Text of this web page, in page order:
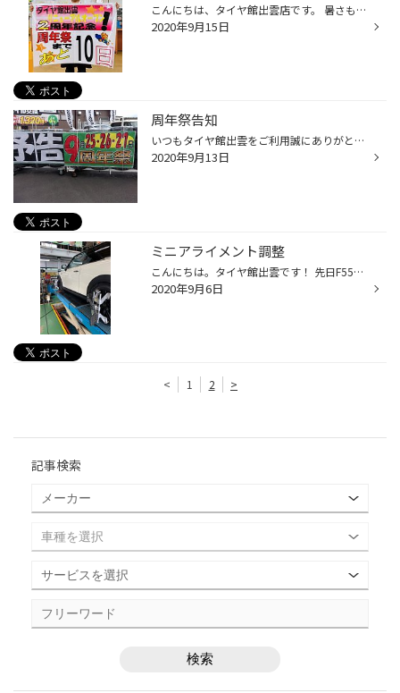
こんにちは、タイヤ館出雲店です。 暑さもだいぶ和らいできて涼しくなってきましたね。 今月の25，26，27日開催の周年祭に向けて、全スタッフ着々と準備を進めております。 皆様のご来店心よりお待ちしております。
2020年9月15日
周年祭告知
いつもタイヤ館出雲をご利用誠にありがとうございます。 この度リニューアルして2周年を迎えることが出来ました。 つきましては、9月25.26.27日の３日間限定で周年祭を開催致します。 ３日間は車に関する商品全てお得になりますので是非ご来店お待ちしております！！
2020年9月13日
ミニアライメント調整
こんにちは。タイヤ館出雲です！ 先日F55ミニのアライメント調整をしましたので紹介します♪ 調整は前後トー、リアキャンバーで６か所あります。 特にリアのトーは写真の３か所を緩めての調整なのでコツがいります！ ズレていたのでバッチリ基準値で合わせて調整完了です♪ 当店では国産車、輸入車問...
2020年9月6日
< 1 2 >
記事検索